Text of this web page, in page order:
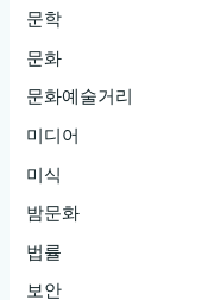
문학
문화
문화예술거리
미디어
미식
밤문화
법률
보안